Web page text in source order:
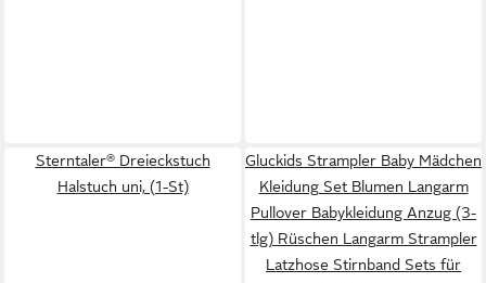
Sterntaler® Dreieckstuch
Halstuch uni, (1-St)
Gluckids Strampler Baby Mädchen
Kleidung Set Blumen Langarm
Pullover Babykleidung Anzug (3-
tlg) Rüschen Langarm Strampler
Latzhose Stirnband Sets für